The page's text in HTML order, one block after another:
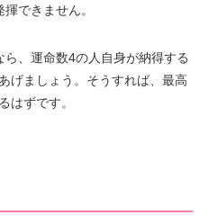
できません。
、運命数4の人自身が納得する
げましょう。そうすれば、最高
はずです。